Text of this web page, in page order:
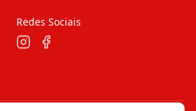
Redes Sociais